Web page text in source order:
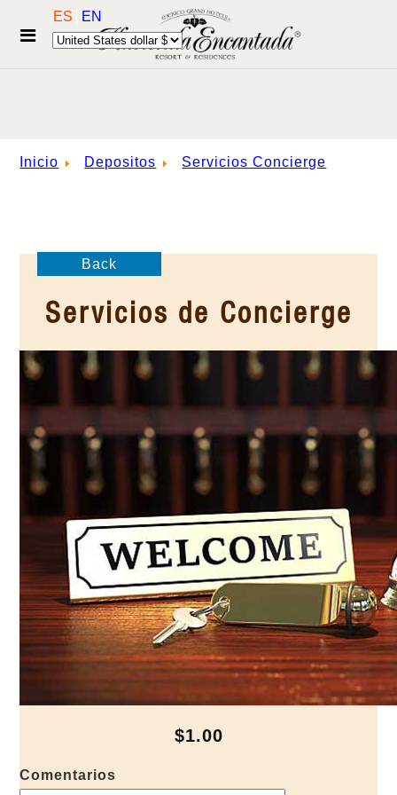
ES EN
Inicio Depositos Servicios Concierge
Back
Servicios de Concierge
$1.00
Comentarios